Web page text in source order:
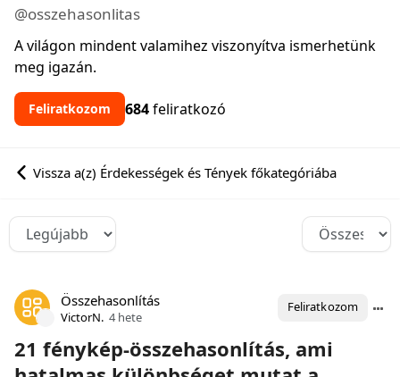
@osszehasonlitas
A világon mindent valamihez viszonyítva ismerhetünk
meg igazán.
684feliratkozó
Feliratkozom
Vissza a(z) Érdekességek és Tények főkategóriába
Összehasonlítás
VictorN. 4 hete
Feliratkozom
21 fénykép-összehasonlítás, ami